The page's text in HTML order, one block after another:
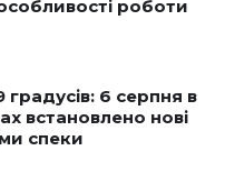
роботи
6 серпня в
встановлено нові
спеки